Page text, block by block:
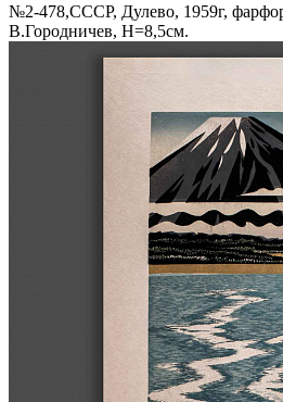
№2-478,СССР, Дулево, 1959г,
В.Городничев, Н=8,5см.